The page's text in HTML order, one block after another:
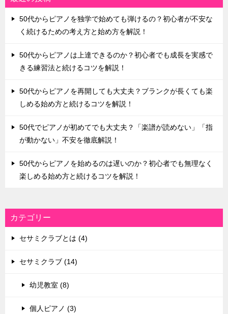
50代からピアノを独学で始めても弾けるの？初心者が不安な
く続けるための考え方と始め方を解説！
50代からピアノは上達できるのか？初心者でも成長を実感で
きる練習法と続けるコツを解説！
50代からピアノを再開しても大丈夫？ブランクが長くても楽
しめる始め方と続けるコツを解説！
50代でピアノが初めてでも大丈夫？「楽譜が読めない」「指
が動かない」不安を徹底解説！
50代からピアノを始めるのは遅いのか？初心者でも無理なく
楽しめる始め方と続けるコツを解説！
カテゴリー
セサミクラブとは (4)
セサミクラブ (14)
幼児教室 (8)
個人ピアノ (3)